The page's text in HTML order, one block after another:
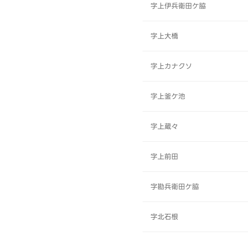
字上伊兵衛田ケ脇
字上大橋
字上カナクソ
字上釜ケ池
字上蔵々
字上前田
字勘兵衛田ケ脇
字北石根